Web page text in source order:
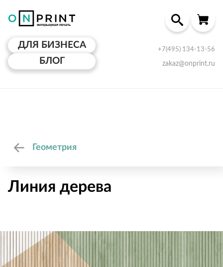
ДЛЯ БИЗНЕСА
БЛОГ
+7(495) 134-13-56
zakaz@onprint.ru
Геометрия
Линия дерева